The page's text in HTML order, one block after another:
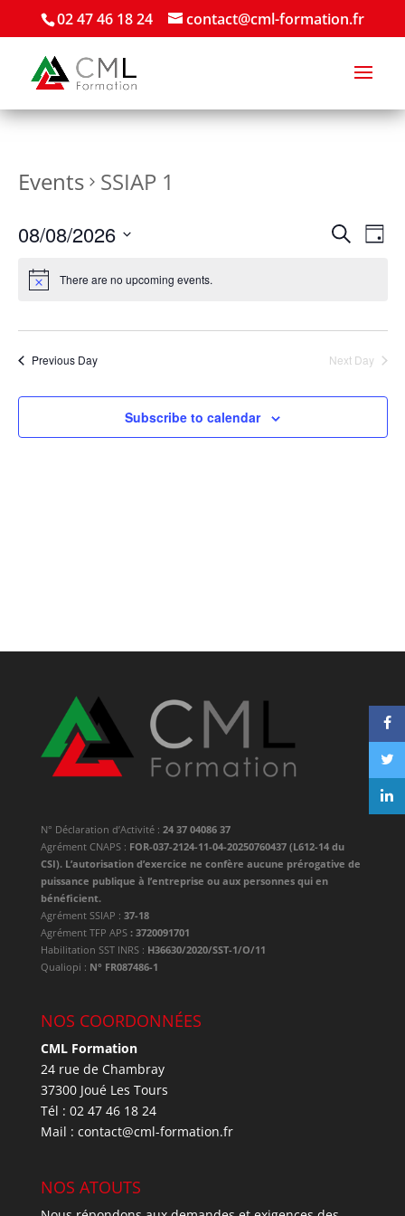
02 47 46 18 24 contact@cml-formation.fr
Events SSIAP 1
Events
Search
Day
08/08/2026
date.
There are no upcoming events.
Previous Day Next Day
Subscribe to calendar
N° Déclaration d’Activité : 24 37 04086 37
Agrément CNAPS : FOR-037-2124-11-04-20250760437 (L612-14 du
CSI). L’autorisation d’exercice ne confère aucune prérogative de
puissance publique à l’entreprise ou aux personnes qui en
bénéficient.
Agrément SSIAP : 37-18
Agrément TFP APS: 3720091701
Habilitation SST INRS : H36630/2020/SST-1/O/11
Qualiopi : N° FR087486-1
NOS COORDONNÉES
CML Formation
24 rue de Chambray
37300 Joué Les Tours
Tél : 02 47 46 18 24
Mail : contact@cml-formation.fr
NOS ATOUTS